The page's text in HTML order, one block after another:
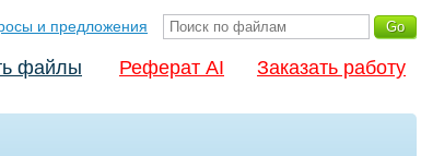
и предложения
файлы Реферат AI Заказать работу